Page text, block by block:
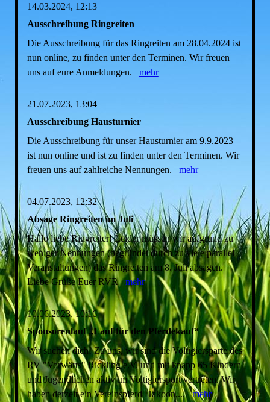
14.03.2024, 12:13
Ausschreibung Ringreiten
Die Ausschreibung für das Ringreiten am 28.04.2024 ist
nun online, zu finden unter den Terminen. Wir freuen
uns auf eure Anmeldungen. mehr
21.07.2023, 13:04
Ausschreibung Hausturnier
Die Ausschreibung für unser Hausturnier am 9.9.2023
ist nun online und ist zu finden unter den Terminen. Wir
freuen uns auf zahlreiche Nennungen. mehr
04.07.2023, 12:32
Absage Ringreiten im Juli
Hallo liebe Ringreiter! Leider müssen wir aufgrund zu
weniger Nennungen (begründet durch zu viele parallel
Veranstaltungen) das Ringreiten am 8. Juli absagen.
Liebe Grüße Euer RVRmehr
10.06.2023, 10:16
Sponsorenlauf „Lauf für den Pferdekauf“
Wir suchen dich! Zu uns, wir sind die Voltigiersparte des
RV "Vorwärts" Rickling e.V. und mit knapp 65 Kindern
und Jugendlichen aktiv im Voltigiersport vertreten. Wir
haben derzeit ein Vereinspferd Hakoon,...mehr